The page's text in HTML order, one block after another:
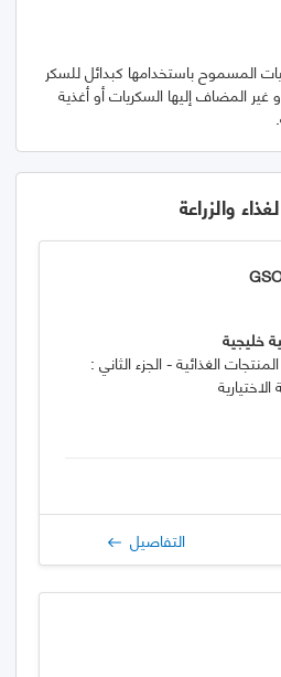
المسموح باستخدامها كبدائل للسكر
المضاف إليها السكريات أو أغذية
والزراعة
خليجية
الغذائية - الجزء الثاني :
التفاصيل